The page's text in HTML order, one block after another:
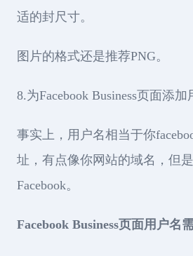
适的封尺寸。
图片的格式还是推荐PNG。
8.为Facebook Business页面添加
事实上，用户名相当于你
址，有点像你网站的域名，但
Facebook。
Facebook Business页面用户名